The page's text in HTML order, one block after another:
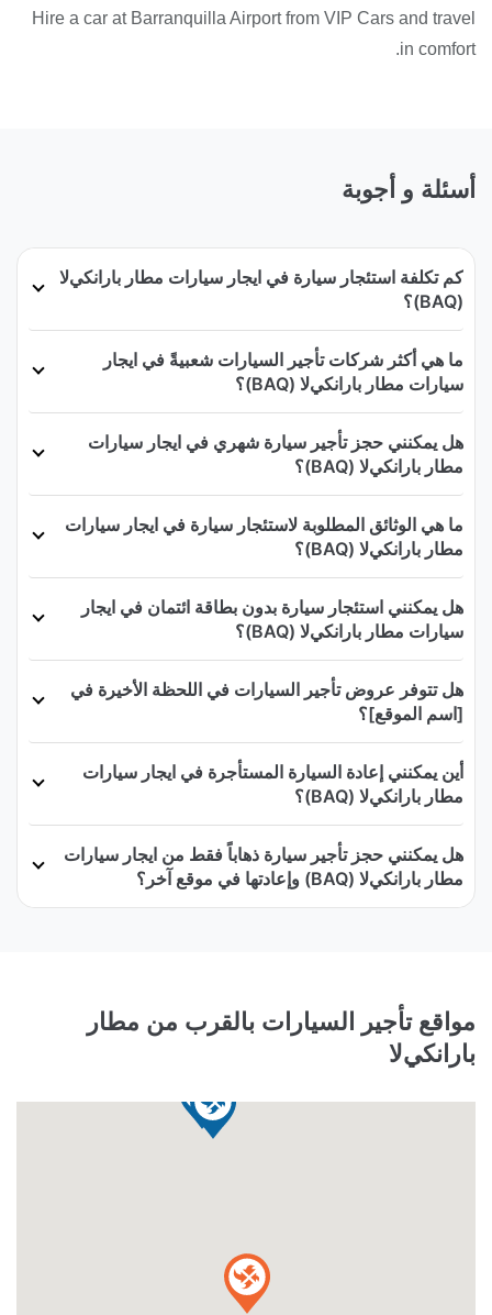
Hire a car at Barranquilla Airport from VIP Cars and travel
in comfort.
أسئلة و أجوبة
كم تكلفة استئجار سيارة في ايجار سيارات مطار بارانكيﻻ
(BAQ)؟
ما هي أكثر شركات تأجير السيارات شعبيةً في ايجار
سيارات مطار بارانكيﻻ (BAQ)؟
هل يمكنني حجز تأجير سيارة شهري في ايجار سيارات
مطار بارانكيﻻ (BAQ)؟
ما هي الوثائق المطلوبة لاستئجار سيارة في ايجار سيارات
مطار بارانكيﻻ (BAQ)؟
هل يمكنني استئجار سيارة بدون بطاقة ائتمان في ايجار
سيارات مطار بارانكيﻻ (BAQ)؟
هل تتوفر عروض تأجير السيارات في اللحظة الأخيرة في
[اسم الموقع]؟
أين يمكنني إعادة السيارة المستأجرة في ايجار سيارات
مطار بارانكيﻻ (BAQ)؟
هل يمكنني حجز تأجير سيارة ذهاباً فقط من ايجار سيارات
مطار بارانكيﻻ (BAQ) وإعادتها في موقع آخر؟
مواقع تأجير السيارات بالقرب من مطار
بارانكيﻻ